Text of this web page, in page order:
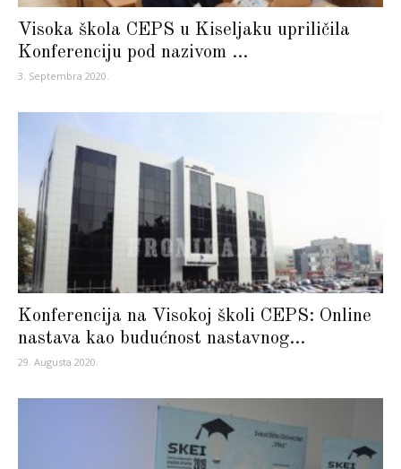
Visoka škola CEPS u Kiseljaku upriličila
Konferenciju pod nazivom ...
3. Septembra 2020.
Konferencija na Visokoj školi CEPS: Online
nastava kao budućnost nastavnog...
29. Augusta 2020.